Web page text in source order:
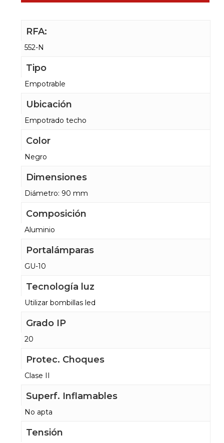
RFA:
552-N
Tipo
Empotrable
Ubicación
Empotrado techo
Color
Negro
Dimensiones
Diámetro: 90 mm
Composición
Aluminio
Portalámparas
GU-10
Tecnología luz
Utilizar bombillas led
Grado IP
20
Protec. Choques
Clase II
Superf. Inflamables
No apta
Tensión